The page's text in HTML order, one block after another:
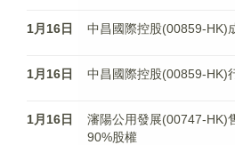
1月16日 中昌國際控股(00859-HK)
1月16日 中昌國際控股(00859-HK)
1月16日
瀋陽公用發展(00747-HK)
90%股權